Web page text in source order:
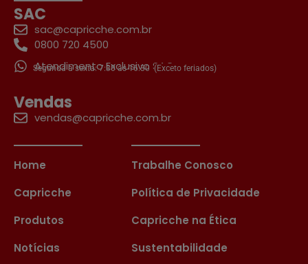
SAC
sac@capricche.com.br
0800 720 4500
Atendimento Exclusivo SAC
Segunda a sexta: 7:30 às 16:30(Exceto feriados)
Vendas
vendas@capricche.com.br
Home
Capricche
Produtos
Notícias
Trabalhe Conosco
Política de Privacidade
Capricche na Ética
Sustentabilidade